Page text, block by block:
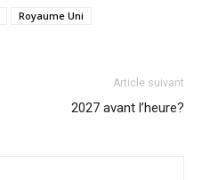
Royaume Uni
Article suivant
2027 avant l’heure?